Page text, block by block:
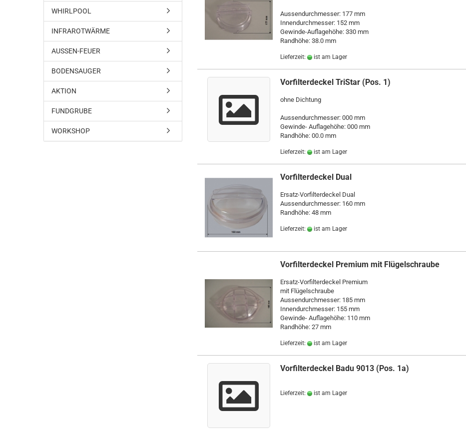
Aussendurchmesser: 177 mm
Innendurchmesser: 152 mm
Gewinde-Auflagehöhe: 330 mm
Randhöhe: 38.0 mm
Lieferzeit: ist am Lager
Vorfilterdeckel TriStar (Pos. 1)
ohne Dichtung
Aussendurchmesser: 000 mm
Gewinde- Auflagehöhe: 000 mm
Randhöhe: 00.0 mm
Lieferzeit: ist am Lager
Vorfilterdeckel Dual
Ersatz-Vorfilterdeckel Dual
Aussendurchmesser: 160 mm
Randhöhe: 48 mm
Lieferzeit: ist am Lager
Vorfilterdeckel Premium mit Flügelschraube
Ersatz-Vorfilterdeckel Premium
mit Flügelschraube
Aussendurchmesser: 185 mm
Innendurchmesser: 155 mm
Gewinde- Auflagehöhe: 110 mm
Randhöhe: 27 mm
Lieferzeit: ist am Lager
Vorfilterdeckel Badu 9013 (Pos. 1a)
Lieferzeit: ist am Lager
WHIRLPOOL
INFRAROTWÄRME
AUSSEN-FEUER
BODENSAUGER
AKTION
FUNDGRUBE
WORKSHOP